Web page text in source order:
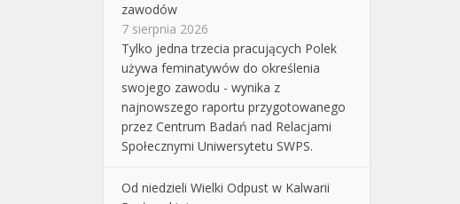
zawodów
7 sierpnia 2026
Tylko jedna trzecia pracujących Polek
używa feminatywów do określenia
swojego zawodu - wynika z
najnowszego raportu przygotowanego
przez Centrum Badań nad Relacjami
Społecznymi Uniwersytetu SWPS.
Od niedzieli Wielki Odpust w Kalwarii